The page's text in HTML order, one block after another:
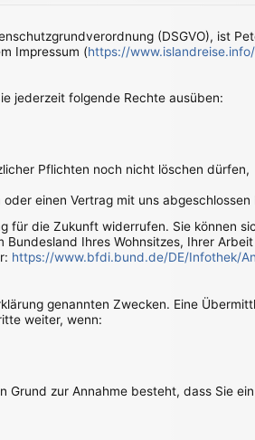
(DSGVO), ist
Impressum (https://
jederzeit folgende Rechte ausüben:
Pflichten noch nicht löschen dürfen,
einen Vertrag mit uns abgeschlossen
für die Zukunft widerrufen. Sie können
Ihres Wohnsitzes, Ihrer
https://www.bfdi.bund.de/DE/Infothek/
genannten Zwecken. Eine
weiter, wenn:
zur Annahme besteht, dass Sie